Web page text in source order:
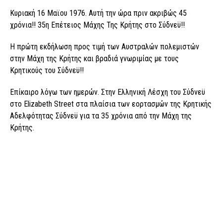
Κυριακή 16 Μαϊου 1976. Αυτή την ώρα πριν ακριβώς 45
χρόνια!! 35η Επέτειος Μάχης Της Κρήτης στο Σύδνεϋ!!
Η πρώτη εκδήλωση προς τιμή των Αυστραλών πολεμιστών
στην Μάχη της Κρήτης και βραδιά γνωριμίας με τους
Κρητικούς του Σύδνεϋ!!
Επίκαιρο λόγω των ημερών. Στην Ελληνική Λέσχη του Σύδνεϋ
στο Elizabeth Street στα πλαίσια των εορτασμών της Κρητικής
Αδελφότητας Σύδνεϋ για τα 35 χρόνια από την Μάχη της
Κρήτης.